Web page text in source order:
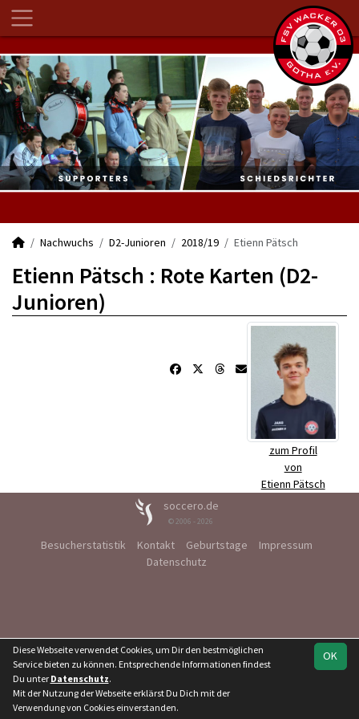
Nachwuchs D2-Junioren 2018/19 Etienn Pätsch
Etienn Pätsch : Rote Karten (D2-
Junioren)
zum Profil
von
Etienn Pätsch
soccero.de
© 2006 - 2026
Besucherstatistik Kontakt Geburtstage
Impressum
Datenschutz
OK
Diese Webseite verwendet Cookies, um Dir den bestmöglichen
Service bieten zu können. Entsprechende Informationen findest
Du unter Datenschutz.
Mit der Nutzung der Webseite erklärst Du Dich mit der
Verwendung von Cookies einverstanden.